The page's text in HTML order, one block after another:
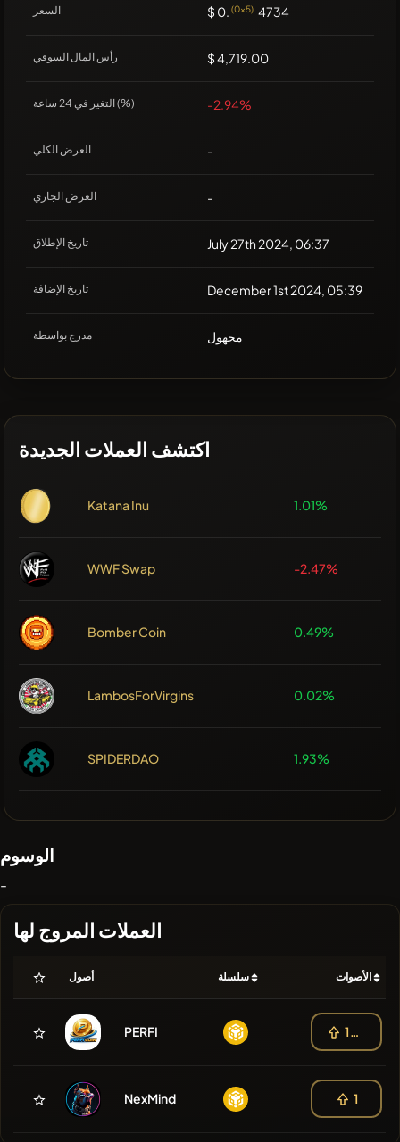
السعر $ 0. (0x5) 4734
رأس المال السوقي $ 4,719.00
التغير في 24 ساعة (%) -2.94%
العرض الكلي -
العرض الجاري -
تاريخ الإطلاق July 27th 2024, 06:37
تاريخ الإضافة December 1st 2024, 05:39
مدرج بواسطة مجهول
اكتشف العملات الجديدة
Katana Inu 1.01%
WWF Swap -2.47%
Bomber Coin 0.49%
LambosForVirgins 0.02%
SPIDERDAO 1.93%
الوسوم
-
العملات المروج لها
أصول سلسلة الأصوات
PERFI 103
NexMind 1